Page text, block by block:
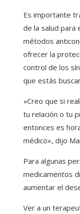
Es importante
de la salud para
métodos
ofrecer la
control de los
que estás
«Creo que si
tu relación o tu
entonces es
médico», dijo
Para algunas
medicamentos
aumentar el
Ver a un